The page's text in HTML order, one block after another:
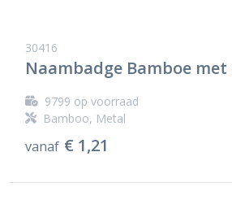
30416
Naambadge Bamboe met
9799 op voorraad
Bamboo, Metal
vanaf € 1,21